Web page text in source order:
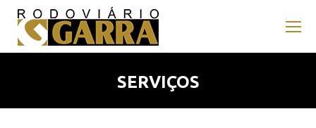
SERVIÇOS